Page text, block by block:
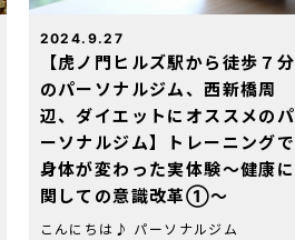
2024.9.27
【虎ノ門ヒルズ駅から徒歩７分
のパーソナルジム、西新橋周
辺、ダイエットにオススメのパ
ーソナルジム】トレーニングで
身体が変わった実体験〜健康に
関しての意識改革①〜
こんにちは♪ パーソナルジム